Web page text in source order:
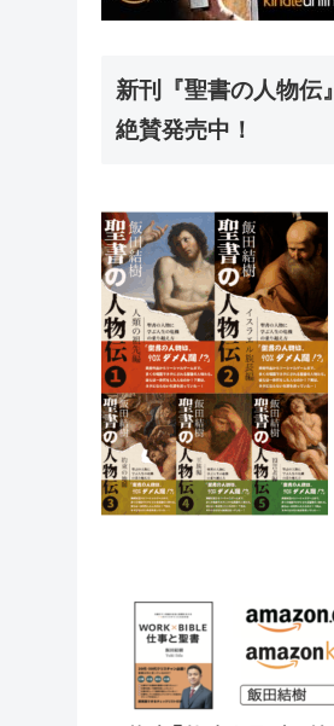
新刊『聖書の人物伝
絶賛発売中！